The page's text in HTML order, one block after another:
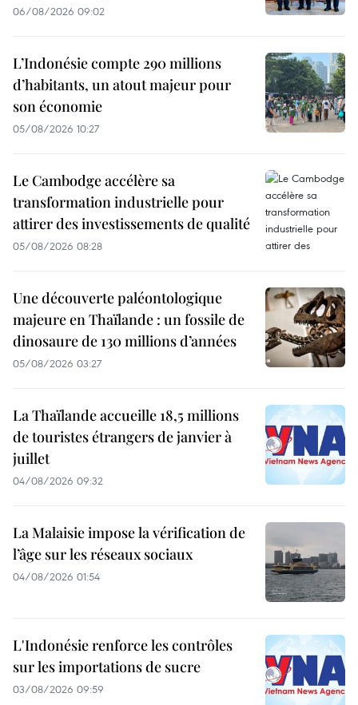
06/08/2026 09:02
L’Indonésie compte 290 millions
d’habitants, un atout majeur pour
son économie
05/08/2026 10:27
Le Cambodge accélère sa
transformation industrielle pour
attirer des investissements de qualité
05/08/2026 08:28
Une découverte paléontologique
majeure en Thaïlande : un fossile de
dinosaure de 130 millions d’années
05/08/2026 03:27
La Thaïlande accueille 18,5 millions
de touristes étrangers de janvier à
juillet
04/08/2026 09:32
La Malaisie impose la vérification de
l’âge sur les réseaux sociaux
04/08/2026 01:54
L'Indonésie renforce les contrôles
sur les importations de sucre
03/08/2026 09:59